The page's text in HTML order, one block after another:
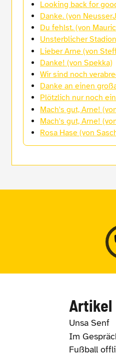
Looking back for
Danke. (von
Du fehlst. (von
Unsterblicher
Lieber Arne (von
Danke! (von Spekka)
Wir sind noch
Danke an einen
Plötzlich nur noch
Mach's gut, Arne!
Mach's gut, Arne!
Rosa Hase (von
Artikel
Unsa Senf
Im
Fußball